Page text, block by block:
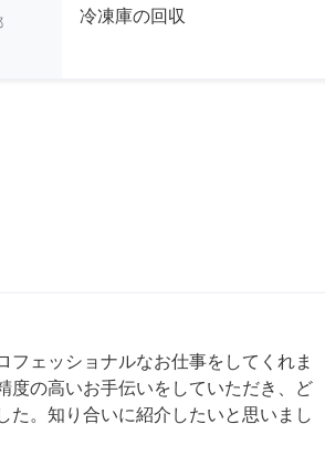
冷凍庫の回収
フェッショナルなお仕事をしてくれま
度の高いお手伝いをしていただき、ど
た。知り合いに紹介したいと思いまし